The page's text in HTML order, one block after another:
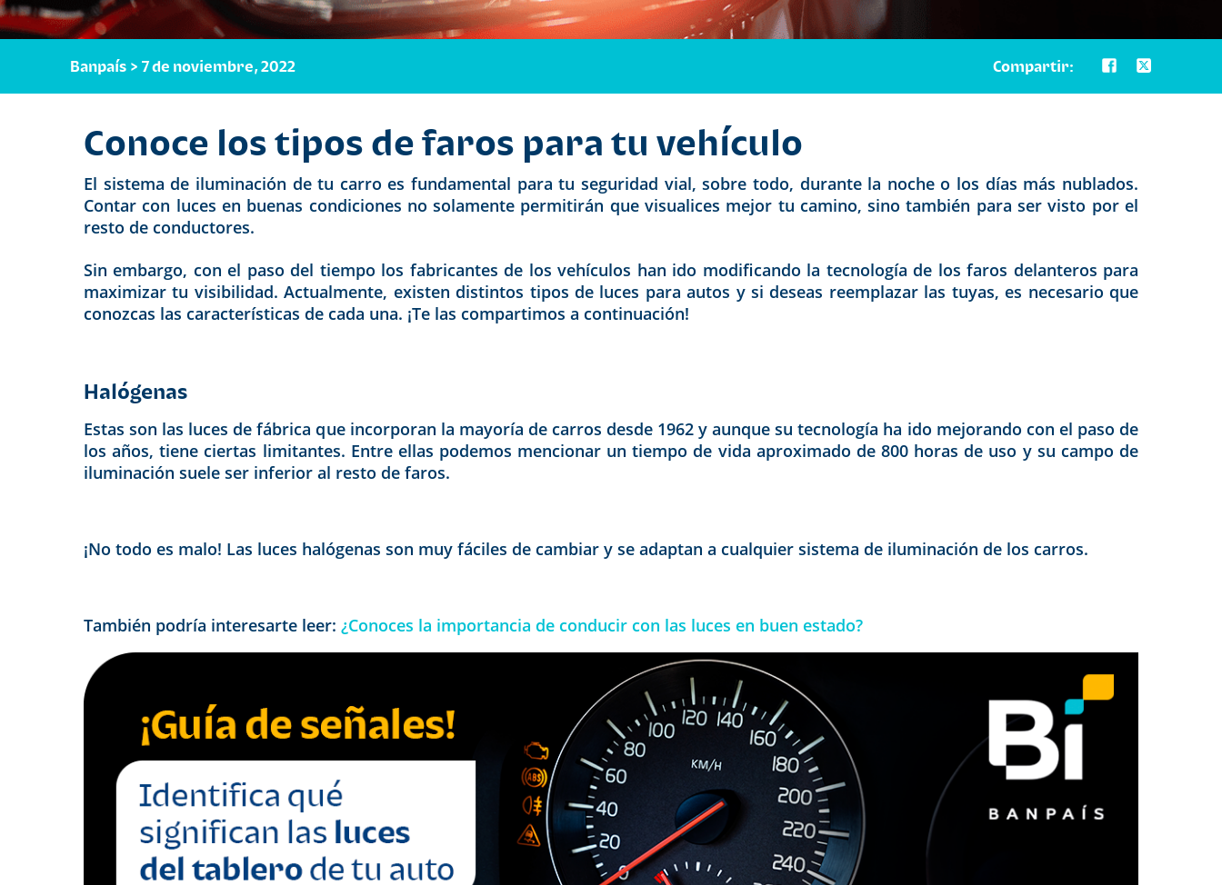
Banpaís > 7 de noviembre, 2022 Compartir:
Conoce los tipos de faros para tu vehículo
El sistema de iluminación de tu carro es fundamental para tu seguridad vial, sobre todo, durante la noche o los días más nublados.
Contar con luces en buenas condiciones no solamente permitirán que visualices mejor tu camino, sino también para ser visto por el
resto de conductores.
Sin embargo, con el paso del tiempo los fabricantes de los vehículos han ido modificando la tecnología de los faros delanteros para
maximizar tu visibilidad. Actualmente, existen distintos tipos de luces para autos y si deseas reemplazar las tuyas, es necesario que
conozcas las características de cada una. ¡Te las compartimos a continuación!
Halógenas
Estas son las luces de fábrica que incorporan la mayoría de carros desde 1962 y aunque su tecnología ha ido mejorando con el paso de
los años, tiene ciertas limitantes. Entre ellas podemos mencionar un tiempo de vida aproximado de 800 horas de uso y su campo de
iluminación suele ser inferior al resto de faros.
¡No todo es malo! Las luces halógenas son muy fáciles de cambiar y se adaptan a cualquier sistema de iluminación de los carros.
También podría interesarte leer: ¿Conoces la importancia de conducir con las luces en buen estado?